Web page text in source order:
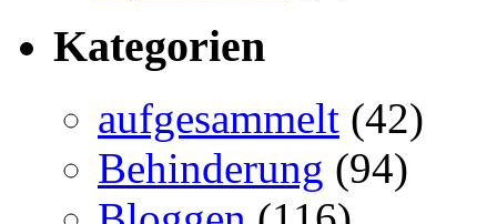
Kategorien
aufgesammelt (42)
Behinderung (94)